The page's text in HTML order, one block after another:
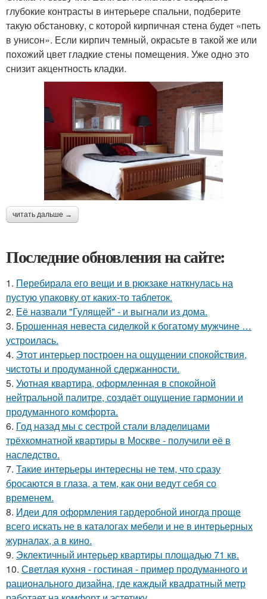
глубокие контрасты в интерьере спальни, подберите
такую обстановку, с которой кирпичная стена будет «петь
в унисон». Если кирпич темный, окрасьте в такой же или
похожий цвет гладкие стены помещения. Уже одно это
снизит акцентность кладки.
читать дальше →
Последние обновления на сайте:
1. Перебирала его вещи и в рюкзаке наткнулась на
пустую упаковку от каких-то таблеток.
2. Её назвали "Гулящей" - и выгнали из дома.
3. Брошенная невеста сиделкой к богатому мужчине …
устроилась.
4. Этот интерьер построен на ощущении спокойствия,
чистоты и продуманной сдержанности.
5. Уютная квартира, оформленная в спокойной
нейтральной палитре, создаёт ощущение гармонии и
продуманного комфорта.
6. Год назад мы с сестрой стали владелицами
трёхкомнатной квартиры в Москве - получили её в
наследство.
7. Такие интерьеры интересны не тем, что сразу
бросаются в глаза, а тем, как они ведут себя со
временем.
8. Идеи для оформления гардеробной иногда проще
всего искать не в каталогах мебели и не в интерьерных
журналах, а в кино.
9. Эклектичный интерьер квартиры площадью 71 кв.
10. Светлая кухня - гостиная - пример продуманного и
рационального дизайна, где каждый квадратный метр